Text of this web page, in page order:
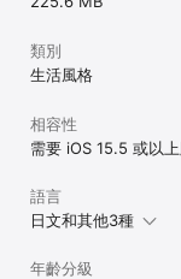
類別
生活風格
相容性
需要 iOS 15.5 或以上
語言
日文和其他3種
年齡分級